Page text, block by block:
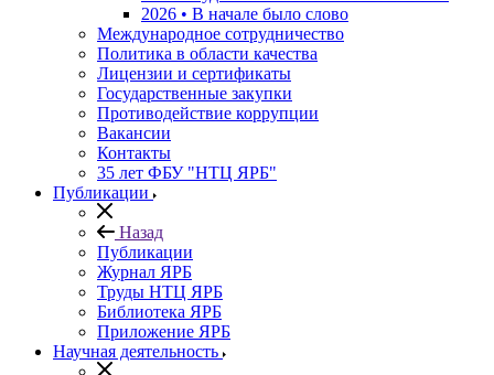
2026 • В начале было слово
Международное сотрудничество
Политика в области качества
Лицензии и сертификаты
Государственные закупки
Противодействие коррупции
Вакансии
Контакты
35 лет ФБУ "НТЦ ЯРБ"
Публикации
Назад
Публикации
Журнал ЯРБ
Труды НТЦ ЯРБ
Библиотека ЯРБ
Приложение ЯРБ
Научная деятельность